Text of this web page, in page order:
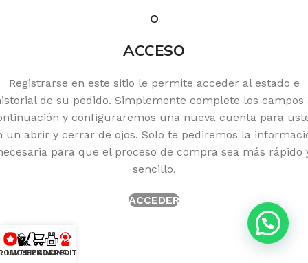
O
ACCESO
Registrarse en este sitio le permite acceder al estado e
de su pedido. Simplemente complete los campos
y configuraremos una nueva cuenta para
un abrir y cerrar de ojos. Solo te pediremos la
para que el proceso de compra sea más rápido
sencillo.
ACCEDER
LIMPIEZA
TIENDACOCINA
CRÉDITO